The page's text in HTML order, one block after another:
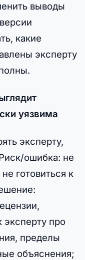
выводы
какие
эксперту
уязвима
эксперту,
ошибка: не
готовиться к
эксперту про
пределы
объяснения;